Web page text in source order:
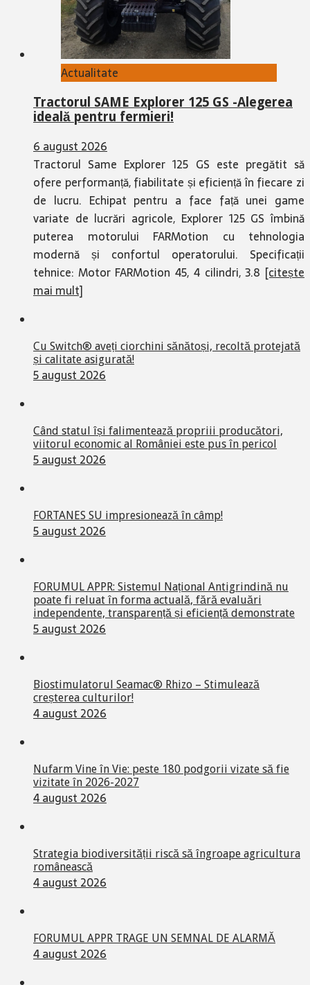
Actualitate
Tractorul SAME Explorer 125 GS -Alegerea
ideală pentru fermieri!
6 august 2026
Tractorul Same Explorer 125 GS este pregătit să
ofere performanță, fiabilitate și eficiență în fiecare zi
de lucru. Echipat pentru a face față unei game
variate de lucrări agricole, Explorer 125 GS îmbină
puterea motorului FARMotion cu tehnologia
modernă și confortul operatorului. Specificații
tehnice: Motor FARMotion 45, 4 cilindri, 3.8 [citește
mai mult]
Cu Switch® aveți ciorchini sănătoși, recoltă protejată
și calitate asigurată!
5 august 2026
Când statul își falimentează propriii producători,
viitorul economic al României este pus în pericol
5 august 2026
FORTANES SU impresionează în câmp!
5 august 2026
FORUMUL APPR: Sistemul Național Antigrindină nu
poate fi reluat în forma actuală, fără evaluări
independente, transparență și eficiență demonstrate
5 august 2026
Biostimulatorul Seamac® Rhizo – Stimulează
creșterea culturilor!
4 august 2026
Nufarm Vine în Vie: peste 180 podgorii vizate să fie
vizitate în 2026-2027
4 august 2026
Strategia biodiversității riscă să îngroape agricultura
românească
4 august 2026
FORUMUL APPR TRAGE UN SEMNAL DE ALARMĂ
4 august 2026